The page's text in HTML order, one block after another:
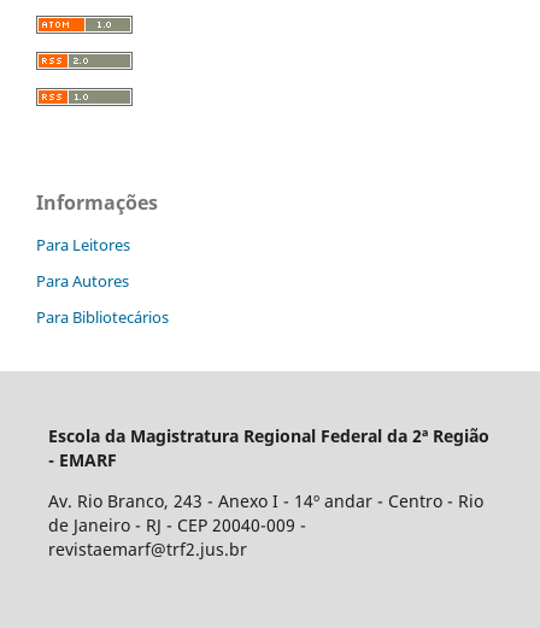
Informações
Para Leitores
Para Autores
Para Bibliotecários
Escola da Magistratura Regional Federal da 2ª Região
- EMARF
Av. Rio Branco, 243 - Anexo I - 14º andar - Centro - Rio
de Janeiro - RJ - CEP 20040-009 -
revistaemarf@trf2.jus.br